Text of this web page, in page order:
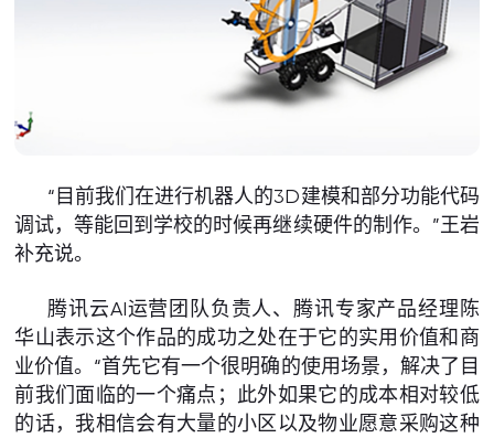
“目前我们在进行机器人的3D建模和部分功能代码
调试，等能回到学校的时候再继续硬件的制作。”王岩
补充说。
腾讯云AI运营团队负责人、腾讯专家产品经理陈
华山表示这个作品的成功之处在于它的实用价值和商
业价值。“首先它有一个很明确的使用场景，解决了目
前我们面临的一个痛点；此外如果它的成本相对较低
的话，我相信会有大量的小区以及物业愿意采购这种